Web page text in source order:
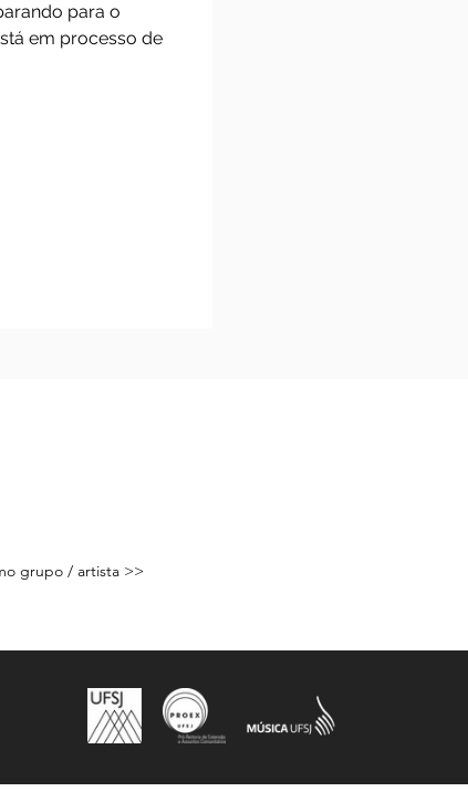
como beatmaker e MC.
autorais. No ano mesmo
que já está em processo de
Próximo grupo / artista >>